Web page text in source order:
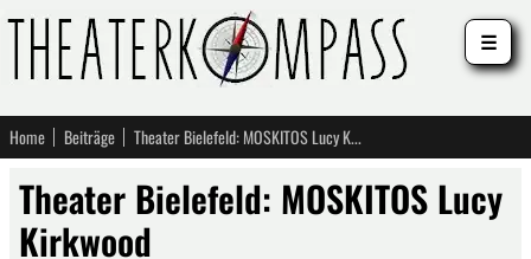
Home Beiträge Theater Bielefeld: MOSKITOS Lucy Kirkwood
Theater Bielefeld: MOSKITOS Lucy
Kirkwood
☰